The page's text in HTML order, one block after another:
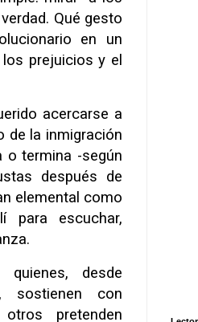
Qué gesto
en un
prejuicios y el
acercarse a
de la inmigración
o termina -según
después de
elemental como
para escuchar,
desde
sostienen con
pretenden